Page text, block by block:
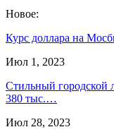
Новое:
Курс доллара на
Июл 1, 2023
Стильный городской
380 тыс.…
Июл 28, 2023